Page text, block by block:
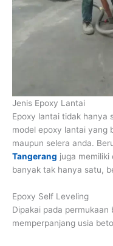
Jenis Epoxy Lantai
Epoxy lantai tidak hanya
model epoxy lantai yang
maupun selera anda.
Tangerang juga
banyak tak hanya satu,
Epoxy Self Leveling
Dipakai pada
memperpanjang usia